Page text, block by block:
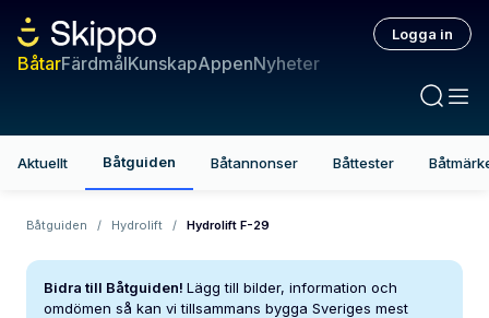
BåtarFärdmålKunskapAppenNyheter
Logga in
Aktuellt Båtguiden Båtannonser Båttester
Båtguiden / Hydrolift / Hydrolift F-29
Bidra till Båtguiden! Lägg till bilder, information och
omdömen så kan vi tillsammans bygga Sveriges mest